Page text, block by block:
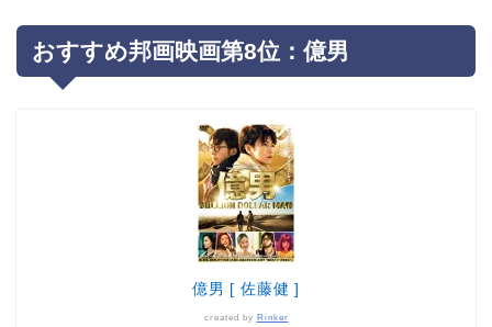
おすすめ邦画映画第8位：億男
億男 [ 佐藤健 ]
created by Rinker